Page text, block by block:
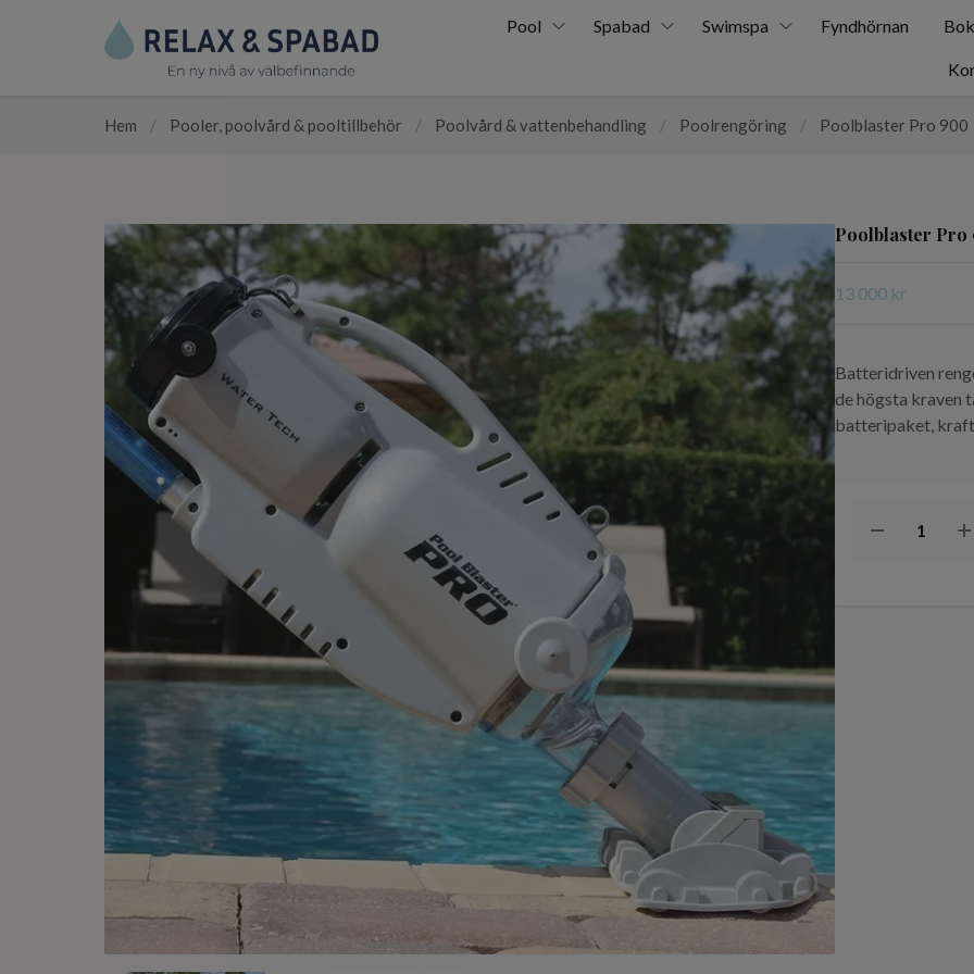
Pool Spabad Swimspa Fyndhörnan
Hem / Pooler, poolvård & pooltillbehör / Poolvård & vattenbehandling / Poolrengöring / Poolblaster Pro 900
Poolblaster Pro
13 000 kr
Batteridriven
de högsta kraven
batteripaket,